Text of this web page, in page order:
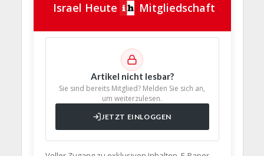
Israel Heute Mitgliedschaft
Artikel nicht lesbar?
Sie sind bereits Mitglied? Melden Sie sich an,
um weiterzulesen.
JETZT EINLOGGEN